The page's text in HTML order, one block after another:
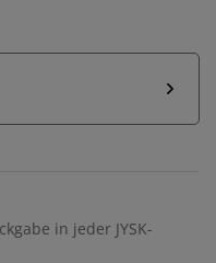
in jeder JYSK-